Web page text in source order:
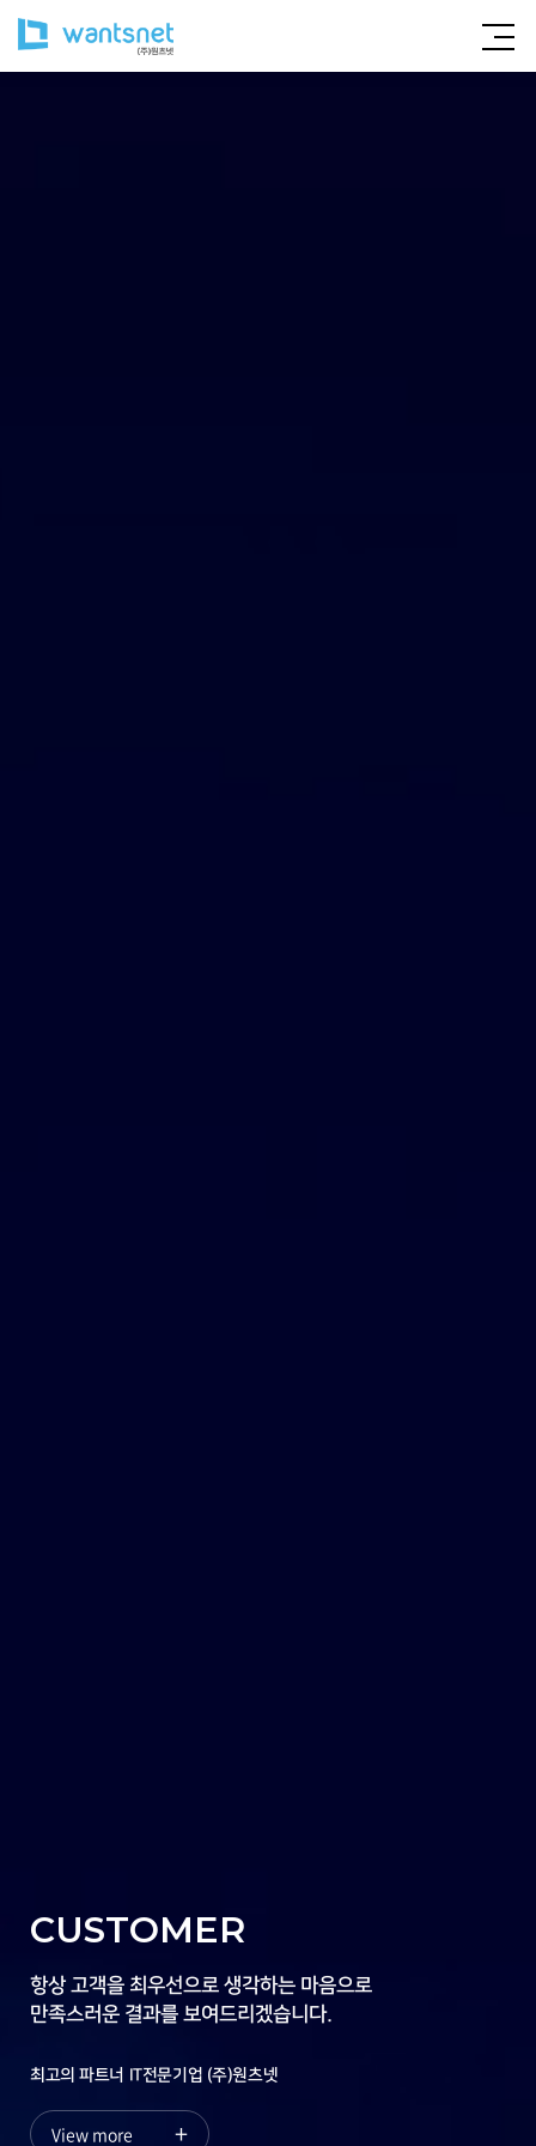
CUSTOMER
항상 고객을 최우선으로 생각하는 마음으로
만족스러운 결과를 보여드리겠습니다.
최고의 파트너 IT전문기업 (주)원츠넷
View more +